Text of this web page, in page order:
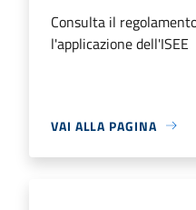
Consulta il
l'applicazione dell'ISEE
VAI ALLA PAGINA